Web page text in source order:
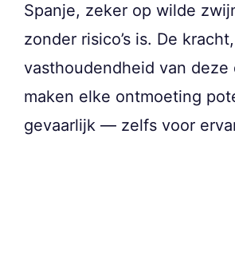
Spanje, zeker op wilde
zonder risico’s is. De
vasthoudendheid van deze
maken elke ontmoeting
gevaarlijk — zelfs voor